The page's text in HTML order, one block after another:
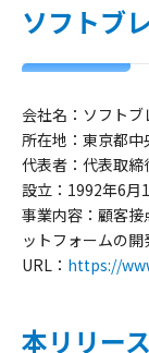
ソフトブ
会社名： ソフトブ
所在地： 東京都
代表者： 代表取
設立： 1992年6月
事業内容： 顧客接
ットフォームの
URL： https://
本リリー